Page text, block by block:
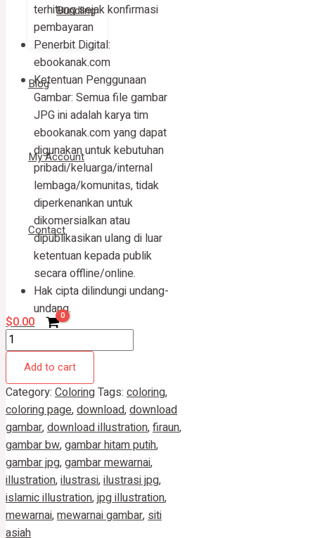
Bundling
Blog
My Account
Contact
Search
$0.00
terhitung sejak konfirmasi
pembayaran
Penerbit Digital:
ebookanak.com
Ketentuan Penggunaan
Gambar: Semua file gambar
JPG ini adalah karya tim
ebookanak.com yang dapat
digunakan untuk kebutuhan
pribadi/keluarga/internal
lembaga/komunitas, tidak
diperkenankan untuk
dikomersialkan atau
dipublikasikan ulang di luar
ketentuan kepada publik
secara offline/online.
Hak cipta dilindungi undang-
undang.
Add to cart
Category: ColoringTags: coloring,
coloring page,download,download
gambar,download illustration,firaun,
gambar bw,gambar hitam putih,
gambar jpg,gambar mewarnai,
illustration,ilustrasi,ilustrasi jpg,
islamic illustration,jpg illustration,
mewarnai,mewarnai gambar,siti
asiah